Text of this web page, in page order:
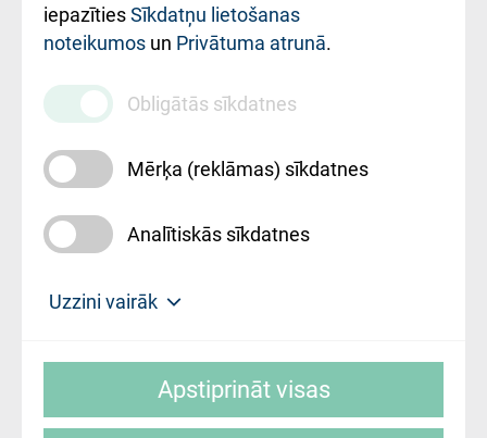
iestādes kods
010000234
Maksas
pakalpojumu
cenrādis
iepazītiesSīkdatņu lietošanas
noteikumos un Privātuma atrunā.
Obligātās sīkdatnes
Mērķa (reklāmas) sīkdatnes
Analītiskās sīkdatnes
Uzzini vairāk
slimnīca, turpmāk – Pārzinis, sīkdatņu
Apstiprināt visas